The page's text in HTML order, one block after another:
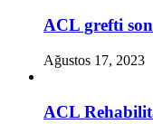
ACL grefti
Ağustos 17, 2023
ACL